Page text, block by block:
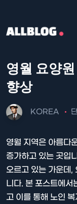
영월 요양
향상
KOREA
영월 지역은 아름다
증가하고 있는 곳입
오르고 있는 가운데,
니다. 본 포스트에서
고 이를 통해 노인